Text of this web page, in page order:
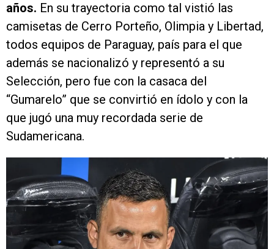
años. En su trayectoria como tal vistió las
camisetas de Cerro Porteño, Olimpia y Libertad,
todos equipos de Paraguay, país para el que
además se nacionalizó y representó a su
Selección, pero fue con la casaca del
“Gumarelo” que se convirtió en ídolo y con la
que jugó una muy recordada serie de
Sudamericana.